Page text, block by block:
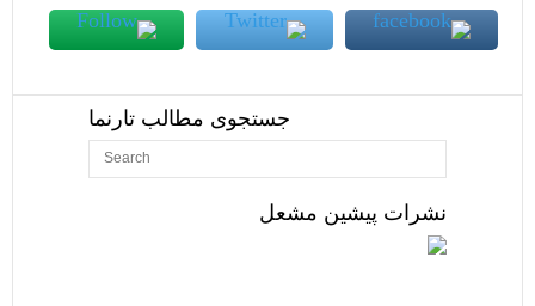
جستجوی مطالب تارنما
نشرات پیشین مشعل